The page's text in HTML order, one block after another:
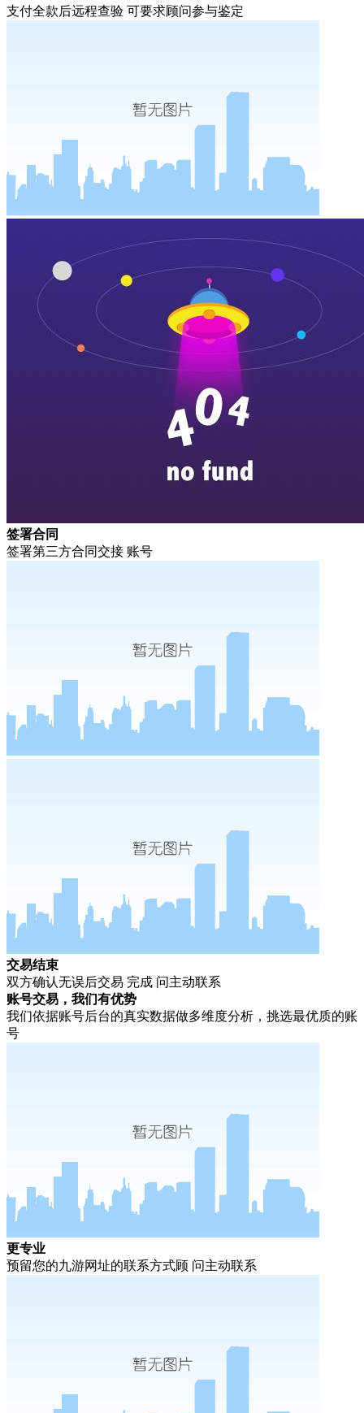
支付全款后远程查验 可要求顾问参与鉴定
签署合同
签署第三方合同交接 账号
交易结束
双方确认无误后交易 完成 问主动联系
账号交易，我们有优势
我们依据账号后台的真实数据做多维度分析，挑选最优质的账
号
更专业
预留您的九游网址的联系方式顾 问主动联系